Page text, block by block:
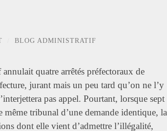
BLOG ADMINISTRATIF
quatre arrêtés préfectoraux de
jurant mais un peu tard qu’on ne l’y
pas appel. Pourtant, lorsque sept
même tribunal d’une demande identique, la
dont elle vient d’admettre l’illégalité,